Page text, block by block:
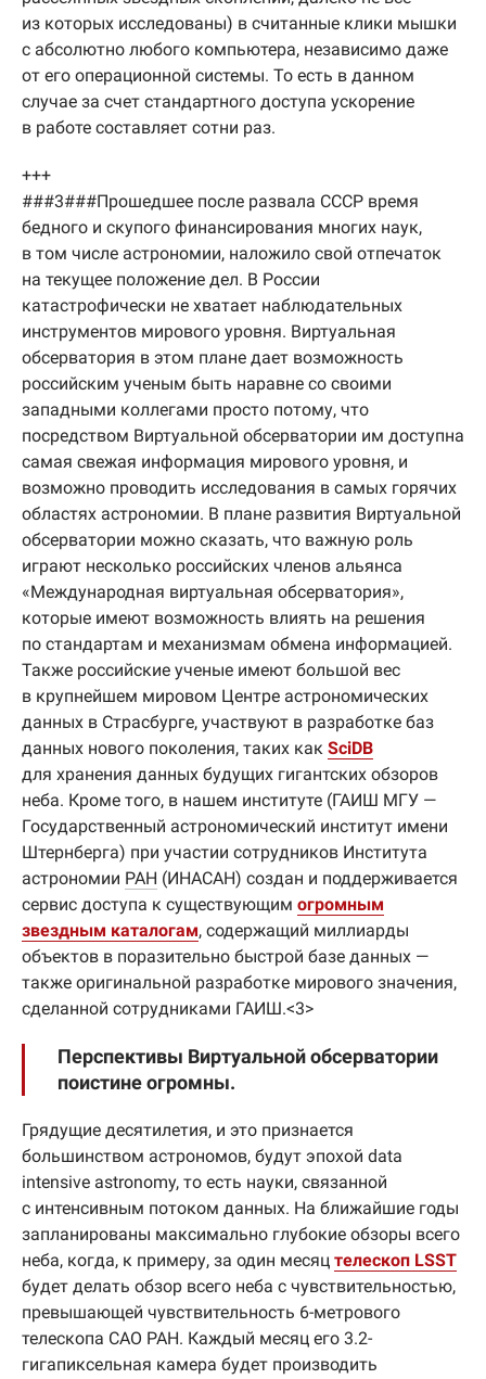
из которых исследованы) в считанные клики мышки
с абсолютно любого компьютера, независимо даже
от его операционной системы. То есть в данном
случае за счет стандартного доступа ускорение
в работе составляет сотни раз.
+++
###3###Прошедшее после развала СССР время
бедного и скупого финансирования многих наук,
в том числе астрономии, наложило свой отпечаток
на текущее положение дел. В России
катастрофически не хватает наблюдательных
инструментов мирового уровня. Виртуальная
обсерватория в этом плане дает возможность
российским ученым быть наравне со своими
западными коллегами просто потому, что
посредством Виртуальной обсерватории им доступна
самая свежая информация мирового уровня, и
возможно проводить исследования в самых горячих
областях астрономии. В плане развития Виртуальной
обсерватории можно сказать, что важную роль
играют несколько российских членов альянса
«Международная виртуальная обсерватория»,
которые имеют возможность влиять на решения
по стандартам и механизмам обмена информацией.
Также российские ученые имеют большой вес
в крупнейшем мировом Центре астрономических
данных в Страсбурге, участвуют в разработке баз
данных нового поколения, таких как SciDB
для хранения данных будущих гигантских обзоров
неба. Кроме того, в нашем институте (ГАИШ МГУ —
Государственный астрономический институт имени
Штернберга) при участии сотрудников Института
астрономии РАН (ИНАСАН) создан и поддерживается
сервис доступа к существующим огромным
звездным каталогам, содержащий миллиарды
объектов в поразительно быстрой базе данных —
также оригинальной разработке мирового значения,
сделанной сотрудниками ГАИШ.<3>
Перспективы Виртуальной обсерватории
поистине огромны.
Грядущие десятилетия, и это признается
большинством астрономов, будут эпохой data
intensive astronomy, то есть науки, связанной
с интенсивным потоком данных. На ближайшие годы
запланированы максимально глубокие обзоры всего
неба, когда, к примеру, за один месяц телескоп LSST
будет делать обзор всего неба с чувствительностью,
превышающей чувствительность 6-метрового
телескопа САО РАН. Каждый месяц его 3.2-
гигапиксельная камера будет производить